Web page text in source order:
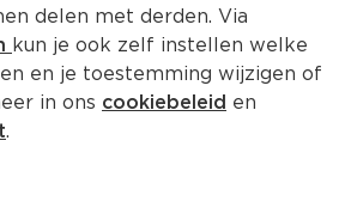
delen met derden. Via
kun je ook zelf instellen welke
en je toestemming wijzigen of
in ons cookiebeleid en
.